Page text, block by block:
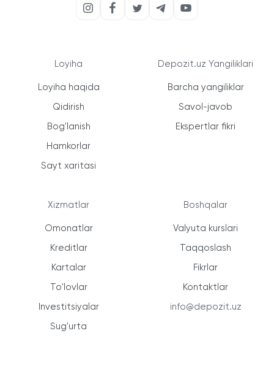
Loyiha
Loyiha haqida
Qidirish
Bog'lanish
Hamkorlar
Sayt xaritasi
Xizmatlar
Omonatlar
Kreditlar
Kartalar
To'lovlar
Investitsiyalar
Sug'urta
Depozit.uz Yangiliklari
Barcha yangiliklar
Savol-javob
Ekspertlar fikri
Boshqalar
Valyuta kurslari
Taqqoslash
Fikrlar
Kontaktlar
info@depozit.uz